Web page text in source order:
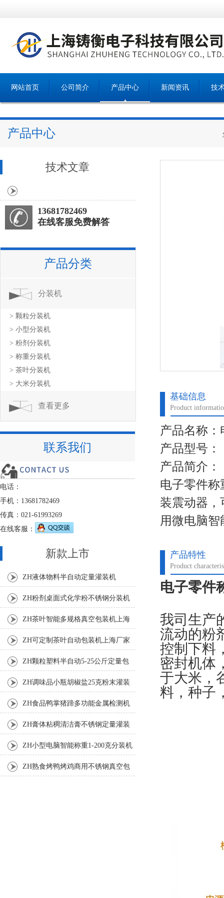
网站首页 公司简介 产品中心 新闻资讯 技
产品中心
基础信息
Product
产品名称
产品型号：
产品简介：
电子零件
装震动器
用微电脑
产品特性
Product
电子零件
我司生产
流动的粉
控制下料
密封机体
于大米，
料，种子
技术文章
13681782469
在线客服免费解答
产品分类
分装机
> 颗粒分装机
> 小型分装机
> 粉剂分装机
> 称重分装机
> 茶叶分装机
> 大米分装机
查看更多
联系我们
电话：
手机：13681782469
传真：021-61993269
在线客服：
新款上市
ZH液体物料半自动定量灌装机
ZH粉剂桌面式化学粉不锈钢分装机
ZH茶叶智能多规格真空包装机上海
厂家 ZH可定制茶叶自动包装机上海厂家
ZH颗粒塑料半自动5-25公斤定量包
装机 ZH调味品小瓶胡椒盐25克粉末灌装
ZH食品鸭掌猪蹄多功能金属检测机
ZH膏体粘稠清洁膏不锈钢定量灌装
机厂家 ZH小型电脑智能称重1-200克分装机
ZH熟食烤鸭烤鸡商用不锈钢真空包